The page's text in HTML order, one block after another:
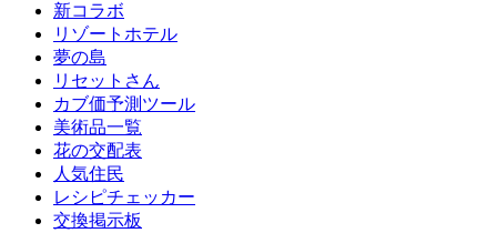
新コラボ
リゾートホテル
夢の島
リセットさん
カブ価予測ツール
美術品一覧
花の交配表
人気住民
レシピチェッカー
交換掲示板